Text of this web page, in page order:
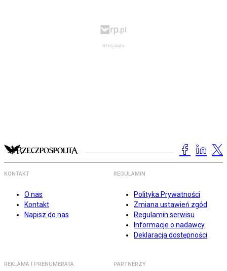
KONTAKT
O nas
Kontakt
Napisz do nas
REGULAMIN
Polityka Prywatności
Zmiana ustawień zgód
Regulamin serwisu
Informacje o nadawcy
Deklaracja dostępności
REKLAMA I PRENUMERATA PARTNERZY